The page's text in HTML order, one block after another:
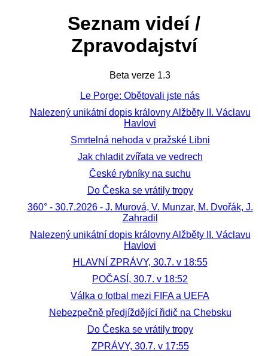
Seznam videí /
Zpravodajství
Beta verze 1.3
Le Porge: Obětovali jste nás
Nalezený unikátní dopis královny Alžběty II. Václavu
Havlovi
Smrtelná nehoda v pražské Libni
Jak chladit zvířata ve vedrech
České rybníky na suchu
Do Česka se vrátily tropy
360° - 30.7.2026 - J. Murová, V. Munzar, M. Dvořák, J.
Zahradil
Nalezený unikátní dopis královny Alžběty II. Václavu
Havlovi
HLAVNÍ ZPRÁVY, 30.7. v 18:55
POČASÍ, 30.7. v 18:52
Válka o fotbal mezi FIFA a UEFA
Nebezpečně předjíždějící řidič na Chebsku
Do Česka se vrátily tropy
ZPRÁVY, 30.7. v 17:55